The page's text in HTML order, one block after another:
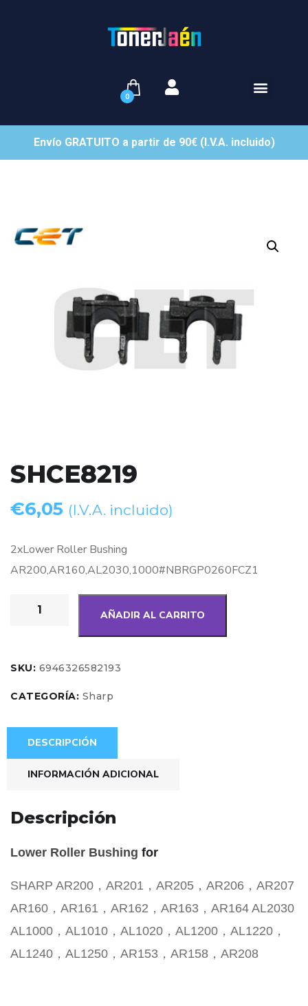
0
Envío GRATUITO a partir de 90€ (I.V.A. incluido)
SHCE8219
€6,05 (I.V.A. incluido)
2xLower Roller Bushing
AR200,AR160,AL2030,1000#NBRGP0260FCZ1
AÑADIR AL CARRITO
SKU: 6946326582193
CATEGORÍA: Sharp
DESCRIPCIÓN
INFORMACIÓN ADICIONAL
Descripción
Lower Roller Bushing for
SHARP AR200，AR201，AR205，AR206，AR207
AR160，AR161，AR162，AR163，AR164 AL2030
AL1000，AL1010，AL1020，AL1200，AL1220，
AL1240，AL1250，AR153，AR158，AR208